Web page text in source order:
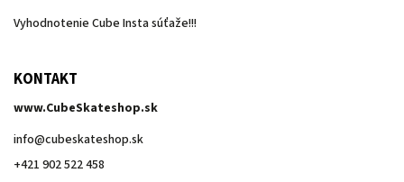
Vyhodnotenie Cube Insta súťaže!!!
KONTAKT
www.CubeSkateshop.sk
info@cubeskateshop.sk
+421 902 522 458